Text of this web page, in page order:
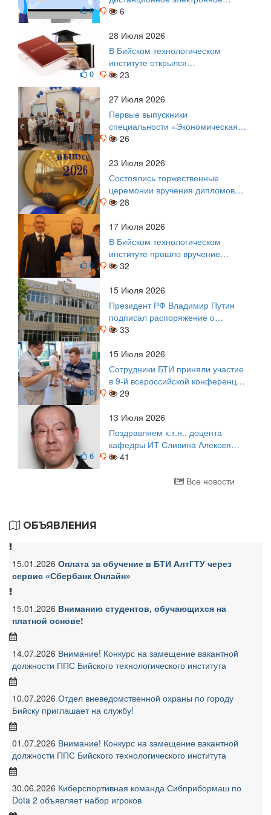
голосование на выборы!
0 0 6
28 Июля 2026
В Бийском технологическом
институте открылся
диссертационный совет!
0 0 23
27 Июля 2026
Первые выпускники
специальности «Экономическая
безопасность»
0 0 26
23 Июля 2026
Состоялись торжественные
церемонии вручения дипломов
выпускникам БТИ
0 0 28
17 Июля 2026
В Бийском технологическом
институте прошло вручение
дипломов
0 0 32
15 Июля 2026
Президент РФ Владимир Путин
подписал распоряжение о
поощрении граждан и трудовых
0 0 33
15 Июля 2026
Сотрудники БТИ приняли участие
в 9-й всероссийской конференции
по задачам со свободными
0 0 29
13 Июля 2026
Поздравляем к.т.н., доцента
кафедры ИТ Сливина Алексея
Николаевича с юбилеем!
6 0 41
Все новости
ОБЪЯВЛЕНИЯ
15.01.2026 Оплата за обучение в БТИ АлтГТУ через
сервис «Сбербанк Онлайн»
15.01.2026 Вниманию студентов, обучающихся на
платной основе!
14.07.2026 Внимание! Конкурс на замещение вакантной
должности ППС Бийского технологического института
10.07.2026 Отдел вневедомственной охраны по городу
Бийску приглашает на службу!
01.07.2026 Внимание! Конкурс на замещение вакантной
должности ППС Бийского технологического института
30.06.2026 Киберспортивная команда Сибприбормаш по
Dota 2 объявляет набор игроков